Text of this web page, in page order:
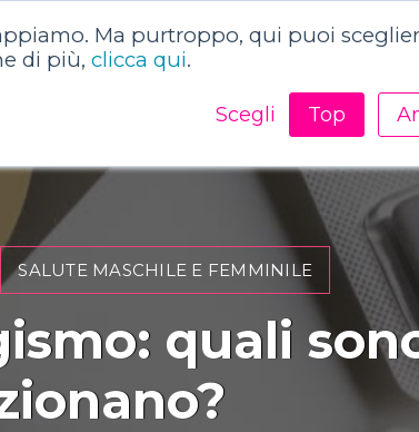
Ma purtroppo, qui puoi
di più, clicca qui.
Scegli Top
salute Articoli sulla salute Academy
SALUTE MASCHILE E FEMMINILE
quali